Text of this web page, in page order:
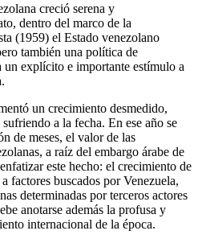
creció serena y
dentro del marco de la
(1959) el Estado venezolano
también una política de
explícito e importante estímulo a
un crecimiento desmedido,
a la fecha. En ese año se
de meses, el valor de las
a raíz del embargo árabe de
este hecho: el crecimiento de
factores buscados por Venezuela,
determinadas por terceros actores
anotarse además la profusa y
internacional de la época.